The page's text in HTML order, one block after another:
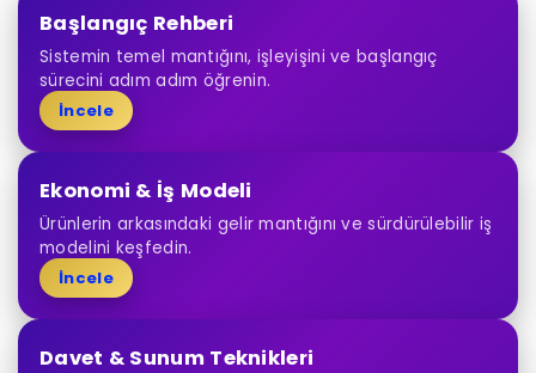
Başlangıç Rehberi
Sistemin temel mantığını, işleyişini ve başlangıç
sürecini adım adım öğrenin.
İncele
Ekonomi & İş Modeli
Ürünlerin arkasındaki gelir mantığını ve sürdürülebilir iş
modelini keşfedin.
İncele
Davet & Sunum Teknikleri